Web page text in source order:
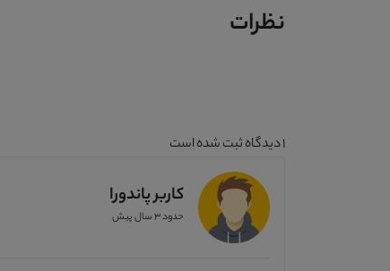
نظرات
1دیدگاه ثبت شده است
کاربر پاندورا
حدود 3 سال پیش